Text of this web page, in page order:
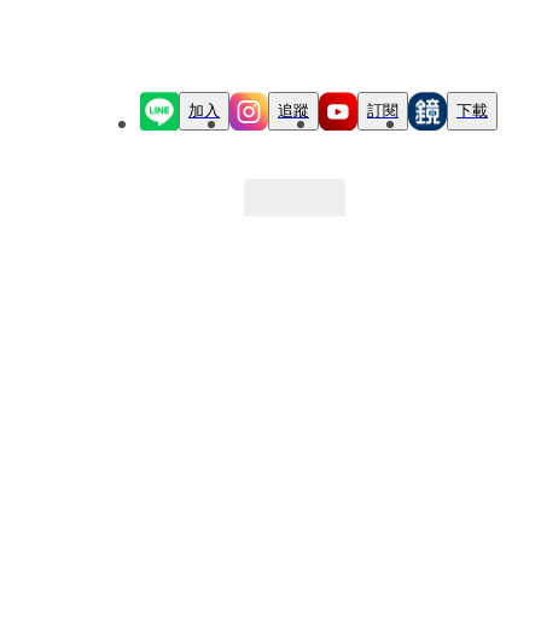
加入 追蹤 訂閱 下載